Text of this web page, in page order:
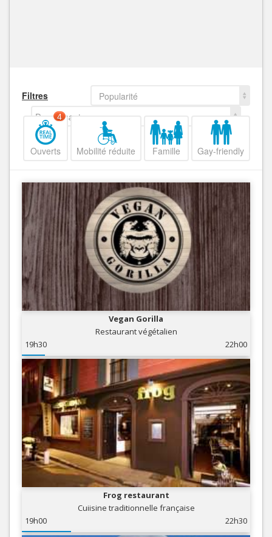
Filtres
Popularité
Decroissant
Ouverts
4
Mobilité réduite Famille Gay-friendly
Vegan Gorilla
Restaurant végétalien
19h30
22h00
Frog restaurant
Cuiisine traditionnelle française
19h00
22h30